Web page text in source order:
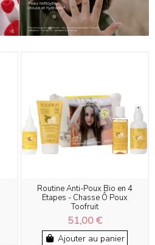
Routine Anti-Poux Bio en 4
Etapes - Chasse Ô Poux
Toofruit
51,00 €
Ajouter au panier